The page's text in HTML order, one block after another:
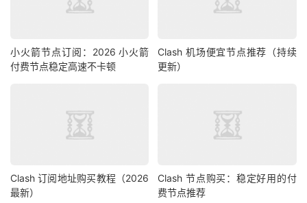
小火箭节点订阅：2026 小火箭
付费节点稳定高速不卡顿
Clash 机场便宜节点推荐（持续
更新）
Clash 订阅地址购买教程（2026
最新）
Clash 节点购买：稳定好用的付
费节点推荐